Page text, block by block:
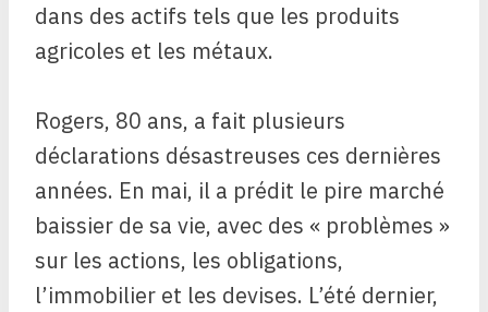
dans des actifs tels que les produits
agricoles et les métaux.
Rogers, 80 ans, a fait plusieurs
déclarations désastreuses ces dernières
années. En mai, il a prédit le pire marché
baissier de sa vie, avec des « problèmes »
sur les actions, les obligations,
l’immobilier et les devises. L’été dernier,